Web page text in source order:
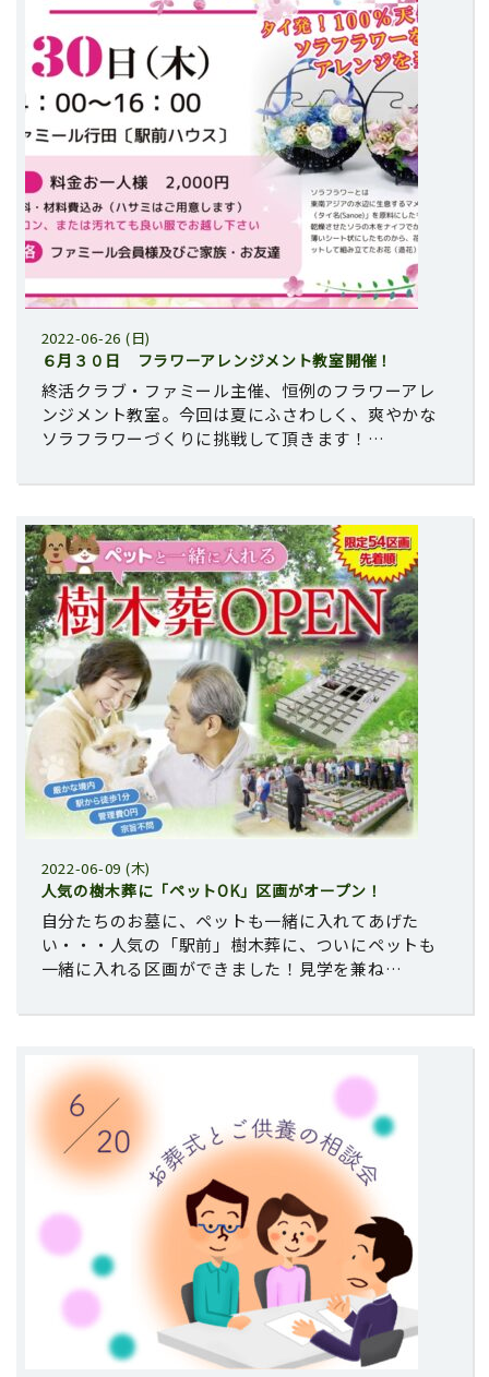
2022-06-26 (日)
６月３０日 フラワーアレンジメント教室開催！
終活クラブ・ファミール主催、恒例のフラワーアレ
ンジメント教室。今回は夏にふさわしく、爽やかな
ソラフラワーづくりに挑戦して頂きます！…
2022-06-09 (木)
人気の樹木葬に「ペットOK」区画がオープン！
自分たちのお墓に、ペットも一緒に入れてあげた
い・・・人気の「駅前」樹木葬に、ついにペットも
一緒に入れる区画ができました！見学を兼ね…